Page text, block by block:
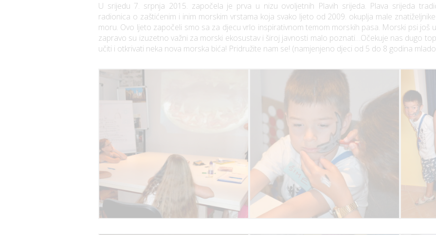
U srijedu 7. srpnja 2015. započela je prva u nizu ovoljetnih Plavih srijeda. Plava srijeda
radionica o zaštićenim i inim morskim vrstama koja svako ljeto od 2009. okuplja male
moru. Ovo ljeto započeli smo sa za djecu vrlo inspirativnom temom morskih pasa. Morski psi još
zapravo su izuzetno važni za morski ekosustav i široj javnosti malo poznati…Očekuje nas dugo
učiti i otkrivati neka nova morska bića! Pridružite nam se! (namjenjeno djeci od 5 do 8 godina